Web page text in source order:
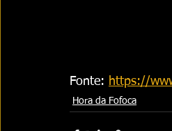
Fonte: https://
Hora da Fofoca